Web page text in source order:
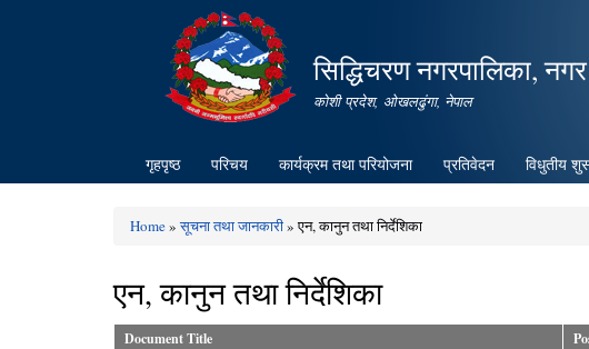
सिद्धिचरण नगरपालिका,
कोशी प्रदेश, ओखलढुंगा, नेपाल
गृहपृष्ठ परिचय कार्यक्रम तथा परियोजना प्रतिवेदन विधुतीय
You are here
Home»सूचना तथा जानकारी» एन, कानुन तथा निर्देशिका
एन, कानुन तथा निर्देशिका
Document Title